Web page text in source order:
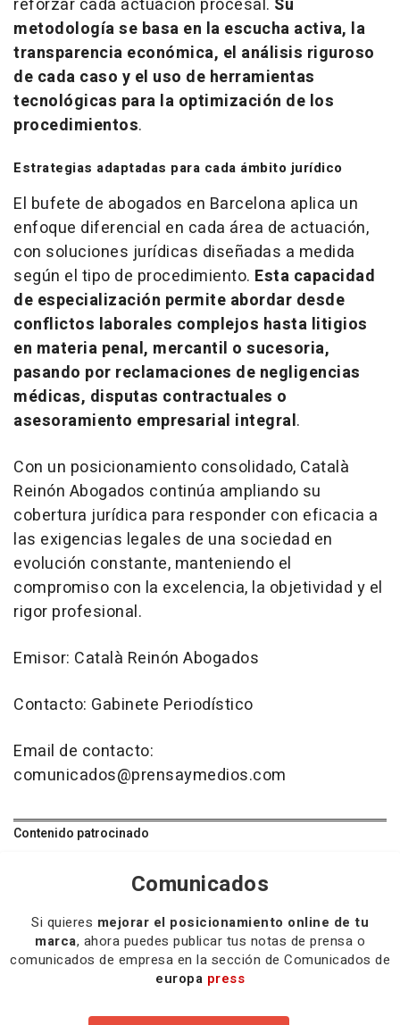
reforzar cada actuación procesal. Su
metodología se basa en la escucha activa, la
transparencia económica, el análisis riguroso
de cada caso y el uso de herramientas
tecnológicas para la optimización de los
procedimientos.
Estrategias adaptadas para cada ámbito jurídico
El bufete de abogados en Barcelona aplica un
enfoque diferencial en cada área de actuación,
con soluciones jurídicas diseñadas a medida
según el tipo de procedimiento. Esta capacidad
de especialización permite abordar desde
conflictos laborales complejos hasta litigios
en materia penal, mercantil o sucesoria,
pasando por reclamaciones de negligencias
médicas, disputas contractuales o
asesoramiento empresarial integral.
Con un posicionamiento consolidado, Català
Reinón Abogados continúa ampliando su
cobertura jurídica para responder con eficacia a
las exigencias legales de una sociedad en
evolución constante, manteniendo el
compromiso con la excelencia, la objetividad y el
rigor profesional.
Emisor: Català Reinón Abogados
Contacto: Gabinete Periodístico
Email de contacto:
comunicados@prensaymedios.com
Contenido patrocinado
Comunicados
Si quieres mejorar el posicionamiento online de tu
marca, ahora puedes publicar tus notas de prensa o
comunicados de empresa en la sección de Comunicados de
europa press